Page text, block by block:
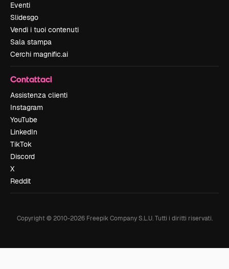
Eventi
Slidesgo
Vendi i tuoi contenuti
Sala stampa
Cerchi magnific.ai
Contattaci
Assistenza clienti
Instagram
YouTube
LinkedIn
TikTok
Discord
X
Reddit
Copyright © 2010-2026Freepik Company S.L.U. Tutti i diritti riservati.